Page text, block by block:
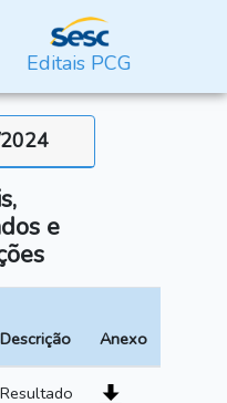
Editais PCG
e
Descrição Anexo
Resultado